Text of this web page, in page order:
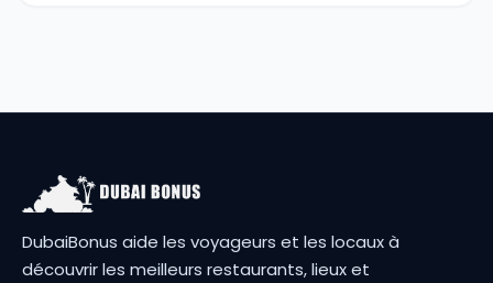
DubaiBonus aide les voyageurs et les locaux à
découvrir les meilleurs restaurants, lieux et